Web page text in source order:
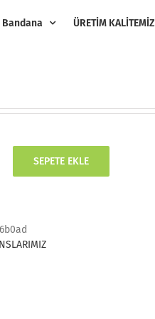
Bandana ÜRETİM KALİTEMİZ
SEPETE EKLE